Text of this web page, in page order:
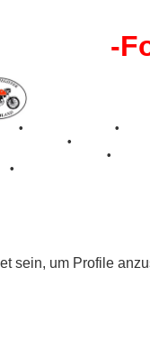
-
• •
•
•
•
sein, um Profile